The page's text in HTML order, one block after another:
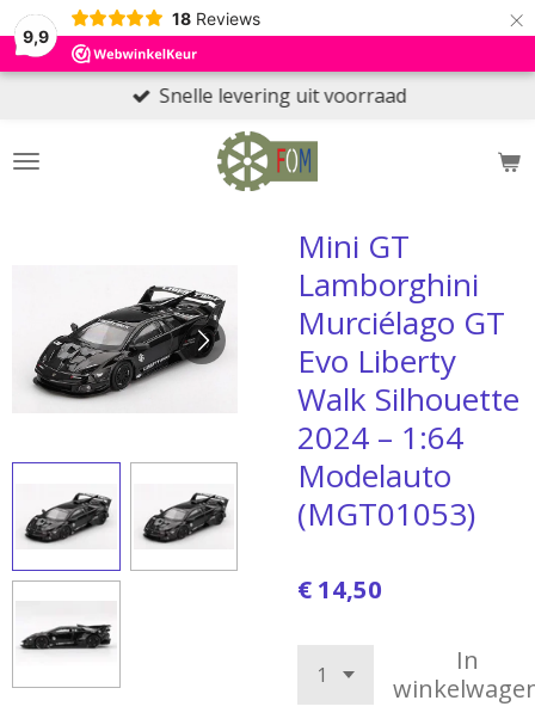
9,9
18 Reviews ×
Snelle levering uit voorraad
Mini GT
Lamborghini
Murciélago GT
Evo Liberty
Walk Silhouette
2024 – 1:64
Modelauto
(MGT01053)
€ 14,50
In